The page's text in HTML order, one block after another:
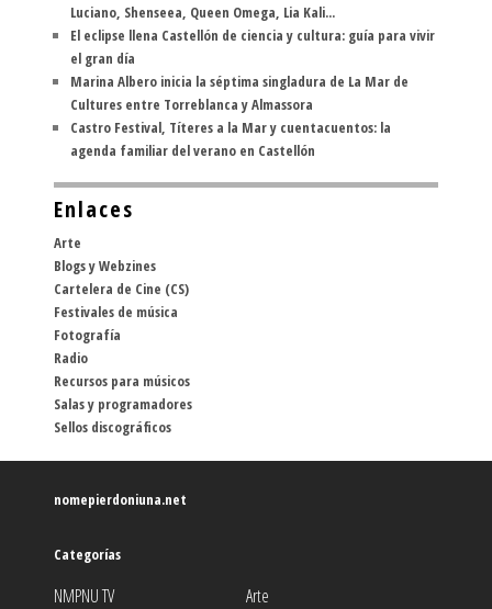
Luciano, Shenseea, Queen Omega, Lia Kali...
El eclipse llena Castellón de ciencia y cultura: guía para vivir
el gran día
Marina Albero inicia la séptima singladura de La Mar de
Cultures entre Torreblanca y Almassora
Castro Festival, Títeres a la Mar y cuentacuentos: la
agenda familiar del verano en Castellón
Enlaces
Arte
Blogs y Webzines
Cartelera de Cine (CS)
Festivales de música
Fotografía
Radio
Recursos para músicos
Salas y programadores
Sellos discográficos
nomepierdoniuna.net
Categorías
NMPNU TV
Arte